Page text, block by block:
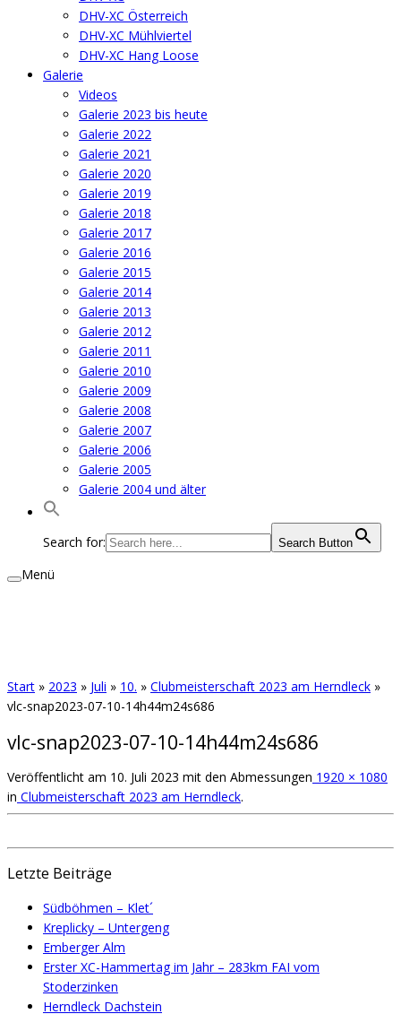
DHV-XC Österreich
DHV-XC Mühlviertel
DHV-XC Hang Loose
Galerie
Videos
Galerie 2023 bis heute
Galerie 2022
Galerie 2021
Galerie 2020
Galerie 2019
Galerie 2018
Galerie 2017
Galerie 2016
Galerie 2015
Galerie 2014
Galerie 2013
Galerie 2012
Galerie 2011
Galerie 2010
Galerie 2009
Galerie 2008
Galerie 2007
Galerie 2006
Galerie 2005
Galerie 2004 und älter
Search for: Search Button
Menü
Start » 2023 » Juli » 10. » Clubmeisterschaft 2023 am Herndleck »
vlc-snap2023-07-10-14h44m24s686
vlc-snap2023-07-10-14h44m24s686
Veröffentlicht am 10. Juli 2023 mit den Abmessungen 1920 × 1080
in Clubmeisterschaft 2023 am Herndleck.
Letzte Beiträge
Südböhmen – Klet´
Kreplicky – Untergeng
Emberger Alm
Erster XC-Hammertag im Jahr – 283km FAI vom
Stoderzinken
Herndleck Dachstein